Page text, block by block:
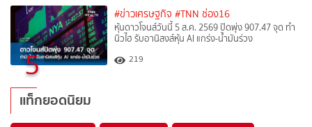
5
#ข่าวเศรษฐกิจ #TNN ช่อง16
หุ้นดาวโจนส์วันนี้ 5 ส.ค. 2569 ปิดพุ่ง 907.47 จุด ทำ
นิวไฮ รับอานิสงส์หุ้น AI แกร่ง-น้ำมันร่วง
219
แท็กยอดนิยม